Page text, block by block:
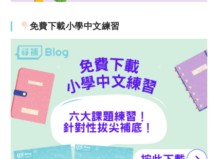
免費下載小學中文練習